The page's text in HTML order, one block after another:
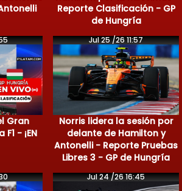
Reporte Clasificación - GP
de Hungría
Gran
- ¡EN
Jul 25 /26 11:57
Norris lidera la sesión por
delante de Hamilton y
Antonelli - Reporte Pruebas
Libres 3 - GP de Hungría
Jul 24 /26 16:45